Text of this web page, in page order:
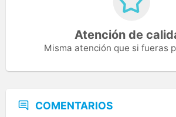
Atención de
Misma atención que si fueras
COMENTARIOS